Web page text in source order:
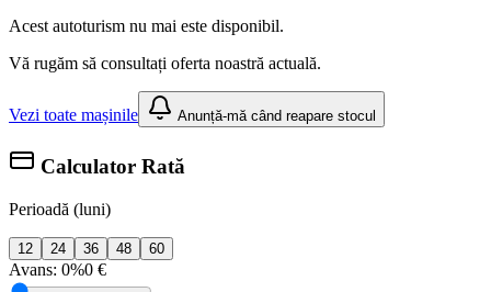
Acest autoturism nu mai este disponibil.
Vă rugăm să consultați oferta noastră actuală.
Vezi toate mașinile Anunță-mă când reapare stocul
Calculator Rată
Perioadă (luni)
12 24 36 48 60
Avans: 0%0 €